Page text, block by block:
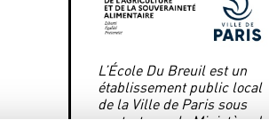
L’École Du Breuil est un
établissement public local
de la Ville de Paris sous